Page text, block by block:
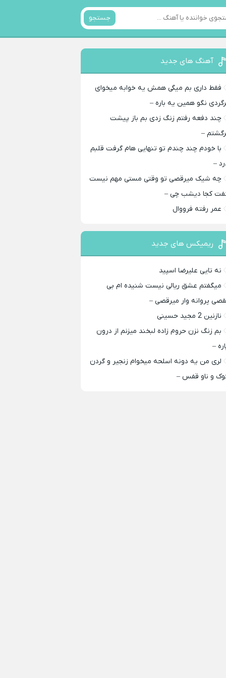
جستجو
آهنگ های جدید
فقط داری بم میگی همش یه خوابه میخوای
نگو همین یه باره –
چند دفعه رفتم زنگ زدی بم باز پیشت
–
با خودم چند چندم تو تنهایی هام گرفت قلبم
–
چه شیک میرقصی تو وقتی مستی مهم نیست
کجا دیشب چی –
عمر رفته فرووال
ریمیکس های جدید
نه تایی علیرضا اسپید
میگفتم عشق ریالی نیست شنیده ام بی
پروانه وار میرقصی –
نازنین 2 مجید حسینی
بم زنگ نزن حروم زاده لبخند میزنم از درون
–
لری من یه دونه اسلحه میخوام زﻧﺠﻴﺮ و ﮔﺮدن
و ﻧﺎو ﻗﻔﺲ –